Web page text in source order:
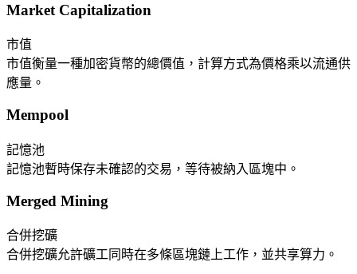
Market Capitalization
市值
市值衡量一種加密貨幣的總價值，計算方式為價格乘以流通供
應量。
Mempool
記憶池
記憶池暫時保存未確認的交易，等待被納入區塊中。
Merged Mining
合併挖礦
合併挖礦允許礦工同時在多條區塊鏈上工作，並共享算力。